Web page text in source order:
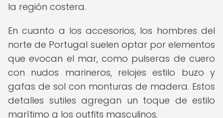
la región costera.
En cuanto a los accesorios, los hombres del
norte de Portugal suelen optar por elementos
que evocan el mar, como pulseras de cuero
con nudos marineros, relojes estilo buzo y
gafas de sol con monturas de madera. Estos
detalles sutiles agregan un toque de estilo
marítimo a los outfits masculinos.